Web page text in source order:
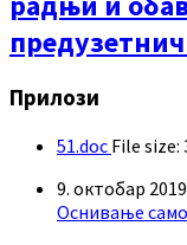
Прилози
51.doc File size:
9. октобар
Оснивање